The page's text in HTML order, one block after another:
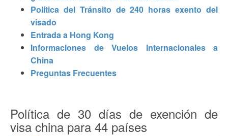
Política del Tránsito de 240 horas exento del
visado
Entrada a Hong Kong
Informaciones de Vuelos Internacionales a
China
Preguntas Frecuentes
Política de 30 días de exención de
visa china para 44 países